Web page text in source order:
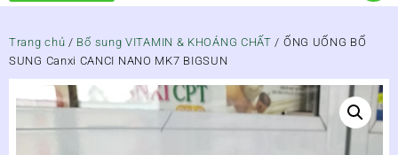
Trang chủ / Bổ sung VITAMIN & KHOÁNG CHẤT / ỐNG UỐNG BỔ
SUNG Canxi CANCI NANO MK7 BIGSUN